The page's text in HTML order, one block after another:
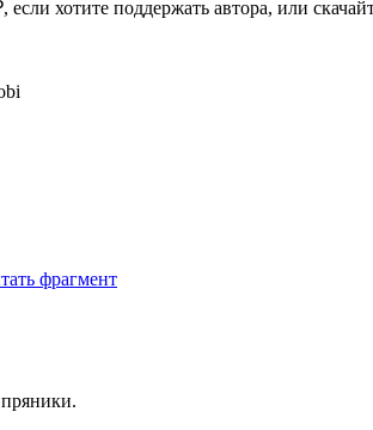
хотите поддержать автора, или
фрагмент